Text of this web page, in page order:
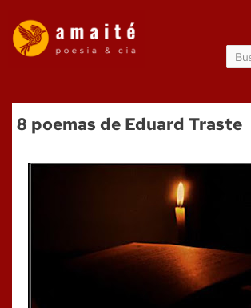
8 poemas de Eduard Traste